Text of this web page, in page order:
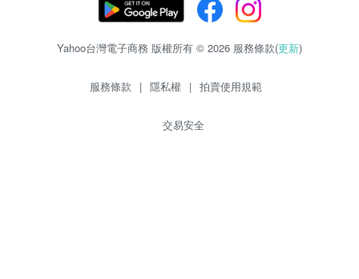
Yahoo台灣電子商務 版權所有 © 2026 服務條款(更新)
服務條款 | 隱私權 | 拍賣使用規範
交易安全